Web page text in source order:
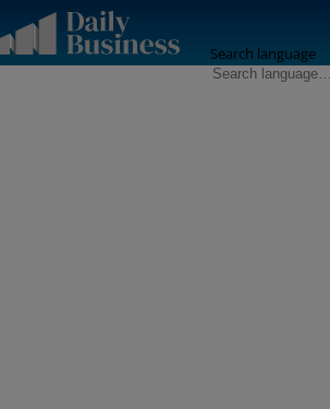
Search language